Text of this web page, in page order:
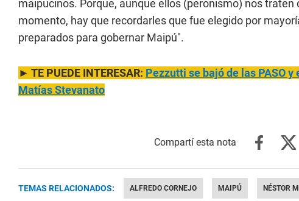
maipucinos. Porque, aunque ellos (peronismo) nos traten
momento, hay que recordarles que fue elegido por
preparados para gobernar Maipú".
► TE PUEDE INTERESAR: Pezzutti se bajó de las PASO
Matías Stevanato
TEMAS RELACIONADOS: ALFREDO CORNEJO MAIPÚ NÉSTOR